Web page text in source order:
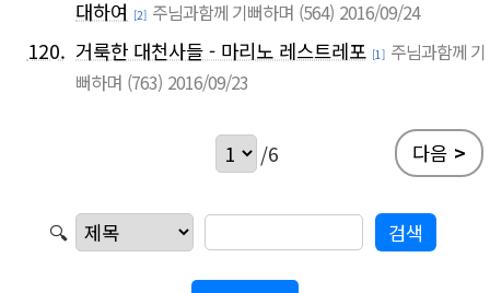
대하여 [2] 주님과함께 기뻐하며 (564) 2016/09/24
120. 거룩한 대천사들 - 마리노 레스트레포 [1] 주님과함께 기
뻐하며 (763) 2016/09/23
/6 다음 >
🔍